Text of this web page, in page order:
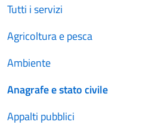
Tutti i servizi
Agricoltura e pesca
Ambiente
Anagrafe e stato civile
Appalti pubblici